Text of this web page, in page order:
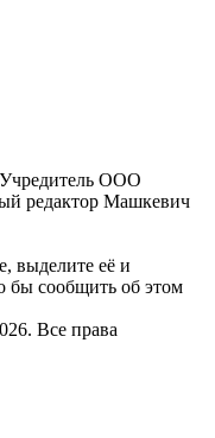
ООО
редактор Машкевич
выделите её и
сообщить об этом
Все права